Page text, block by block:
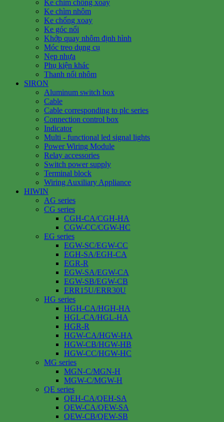
Ke chìm chống xoay
Ke chìm nhôm
Ke chống xoay
Ke góc nổi
Khớp quay nhôm định hình
Móc treo dụng cụ
Nẹp nhựa
Phụ kiện khác
Thanh nối nhôm
SIRON
Aluminum switch box
Cable
Cable corresponding to plc series
Connection control box
Indicator
Multi - functional led signal lights
Power Wiring Module
Relay accessories
Switch power supply
Terminal block
Wiring Auxiliary Appliance
HIWIN
AG series
CG series
CGH-CA/CGH-HA
CGW-CC/CGW-HC
EG series
EGW-SC/EGW-CC
EGH-SA/EGH-CA
EGR-R
EGW-SA/EGW-CA
EGW-SB/EGW-CB
ERR15U/ERR30U
HG series
HGH-CA/HGH-HA
HGL-CA/HGL-HA
HGR-R
HGW-CA/HGW-HA
HGW-CB/HGW-HB
HGW-CC/HGW-HC
MG series
MGN-C/MGN-H
MGW-C/MGW-H
QE series
QEH-CA/QEH-SA
QEW-CA/QEW-SA
QEW-CB/QEW-SB